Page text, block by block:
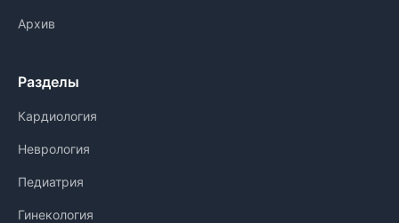
Архив
Разделы
Кардиология
Неврология
Педиатрия
Гинекология